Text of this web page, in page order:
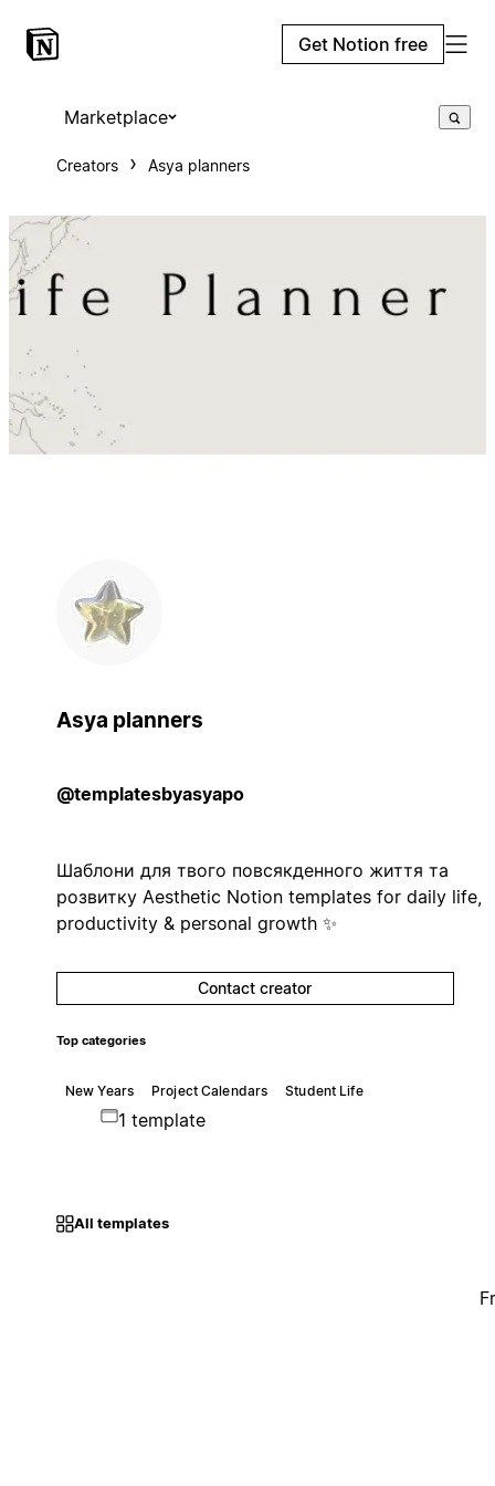
Get Notion free
Marketplace
Creators Asya planners
Asya planners
@templatesbyasyapo
Шаблони для твого повсякденного життя та
розвитку Aesthetic Notion templates for daily life,
productivity & personal growth ✨
Contact creator
Top categories
New Years Project Calendars Student Life
1 template
All templates